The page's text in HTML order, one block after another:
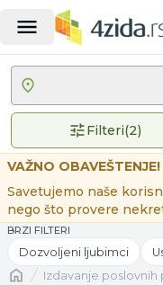
Filteri(2)2
VAŽNO OBAVEŠTENJE!
Savetujemo naše
nego što provere
BRZI FILTERI
Dozvoljeni ljubimci
Naslovnaizdavanje poslovnih